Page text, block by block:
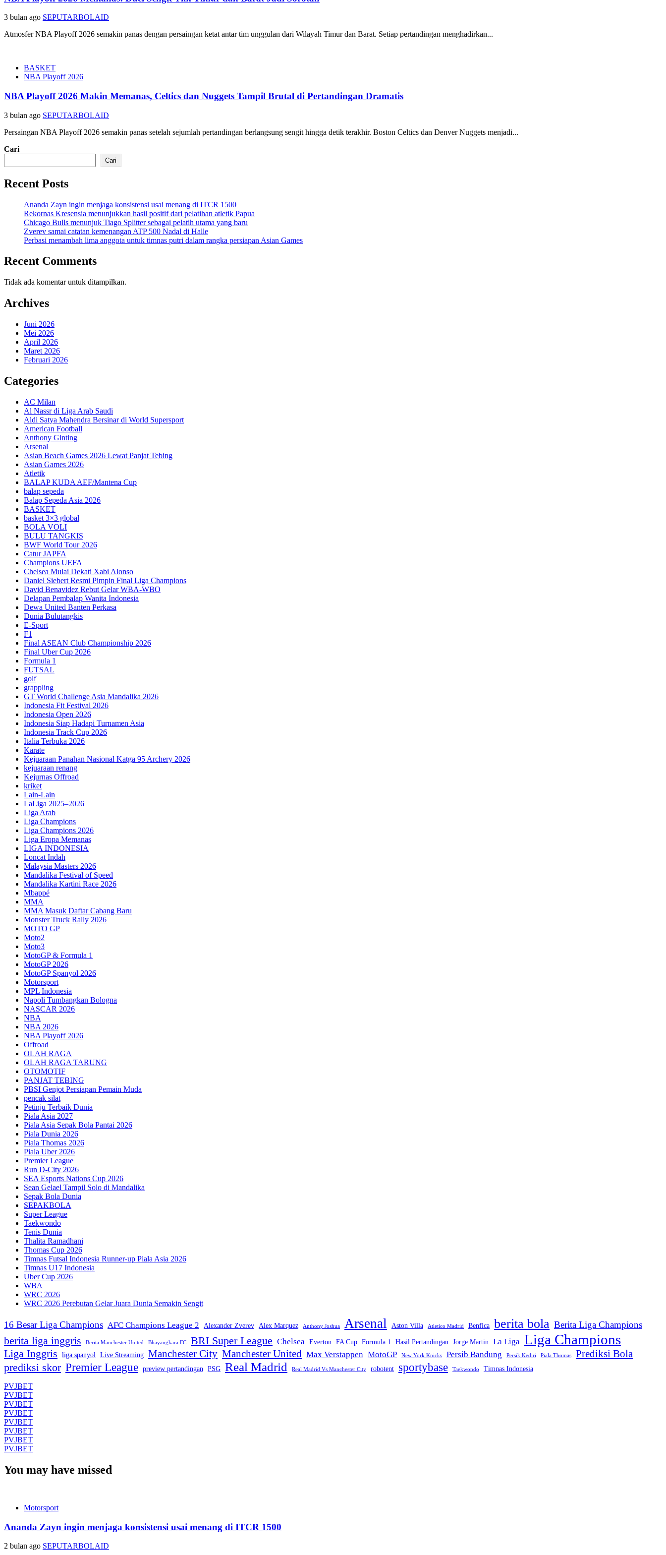
3 bulan ago SEPUTARBOLAID
Atmosfer NBA Playoff 2026 semakin panas dengan persaingan ketat antar tim unggulan dari Wilayah Timur dan Barat. Setiap pertandingan menghadirkan...
BASKET
NBA Playoff 2026
NBA Playoff 2026 Makin Memanas, Celtics dan Nuggets Tampil Brutal di Pertandingan Dramatis
3 bulan ago SEPUTARBOLAID
Persaingan NBA Playoff 2026 semakin panas setelah sejumlah pertandingan berlangsung sengit hingga detik terakhir. Boston Celtics dan Denver Nuggets menjadi...
Cari
Cari
Recent Posts
Ananda Zayn ingin menjaga konsistensi usai menang di ITCR 1500
Rekornas Kresensia menunjukkan hasil positif dari pelatihan atletik Papua
Chicago Bulls menunjuk Tiago Splitter sebagai pelatih utama yang baru
Zverev samai catatan kemenangan ATP 500 Nadal di Halle
Perbasi menambah lima anggota untuk timnas putri dalam rangka persiapan Asian Games
Recent Comments
Tidak ada komentar untuk ditampilkan.
Archives
Juni 2026
Mei 2026
April 2026
Maret 2026
Februari 2026
Categories
AC Milan
Al Nassr di Liga Arab Saudi
Aldi Satya Mahendra Bersinar di World Supersport
American Football
Anthony Ginting
Arsenal
Asian Beach Games 2026 Lewat Panjat Tebing
Asian Games 2026
Atletik
BALAP KUDA AEF/Mantena Cup
balap sepeda
Balap Sepeda Asia 2026
BASKET
basket 3×3 global
BOLA VOLI
BULU TANGKIS
BWF World Tour 2026
Catur JAPFA
Champions UEFA
Chelsea Mulai Dekati Xabi Alonso
Daniel Siebert Resmi Pimpin Final Liga Champions
David Benavidez Rebut Gelar WBA-WBO
Delapan Pembalap Wanita Indonesia
Dewa United Banten Perkasa
Dunia Bulutangkis
E-Sport
F1
Final ASEAN Club Championship 2026
Final Uber Cup 2026
Formula 1
FUTSAL
golf
grappling
GT World Challenge Asia Mandalika 2026
Indonesia Fit Festival 2026
Indonesia Open 2026
Indonesia Siap Hadapi Turnamen Asia
Indonesia Track Cup 2026
Italia Terbuka 2026
Karate
Kejuaraan Panahan Nasional Katga 95 Archery 2026
kejuaraan renang
Kejurnas Offroad
kriket
Lain-Lain
LaLiga 2025–2026
Liga Arab
Liga Champions
Liga Champions 2026
Liga Eropa Memanas
LIGA INDONESIA
Loncat Indah
Malaysia Masters 2026
Mandalika Festival of Speed
Mandalika Kartini Race 2026
Mbappé
MMA
MMA Masuk Daftar Cabang Baru
Monster Truck Rally 2026
MOTO GP
Moto2
Moto3
MotoGP & Formula 1
MotoGP 2026
MotoGP Spanyol 2026
Motorsport
MPL Indonesia
Napoli Tumbangkan Bologna
NASCAR 2026
NBA
NBA 2026
NBA Playoff 2026
Offroad
OLAH RAGA
OLAH RAGA TARUNG
OTOMOTIF
PANJAT TEBING
PBSI Genjot Persiapan Pemain Muda
pencak silat
Petinju Terbaik Dunia
Piala Asia 2027
Piala Asia Sepak Bola Pantai 2026
Piala Dunia 2026
Piala Thomas 2026
Piala Uber 2026
Premier League
Run D-City 2026
SEA Esports Nations Cup 2026
Sean Gelael Tampil Solo di Mandalika
Sepak Bola Dunia
SEPAKBOLA
Super League
Taekwondo
Tenis Dunia
Thalita Ramadhani
Thomas Cup 2026
Timnas Futsal Indonesia Runner-up Piala Asia 2026
Timnas U17 Indonesia
Uber Cup 2026
WBA
WRC 2026
WRC 2026 Perebutan Gelar Juara Dunia Semakin Sengit
16 Besar Liga Champions AFC Champions League 2 Alexander Zverev Alex Marquez Anthony Joshua Arsenal Aston Villa Atletico Madrid Benfica berita bola Berita Liga Champions
berita liga inggris Berita Manchester United Bhayangkara FC BRI Super League Chelsea Everton FA Cup Formula 1 Hasil Pertandingan Jorge Martin La Liga Liga Champions
Liga Inggris liga spanyol Live Streaming Manchester City Manchester United Max Verstappen MotoGP New York Knicks Persib Bandung Persik Kediri Piala Thomas Prediksi Bola
prediksi skor Premier League preview pertandingan PSG Real Madrid Real Madrid Vs Manchester City robotent sportybase Taekwondo Timnas Indonesia
PVJBET
PVJBET
PVJBET
PVJBET
PVJBET
PVJBET
PVJBET
PVJBET
You may have missed
Motorsport
Ananda Zayn ingin menjaga konsistensi usai menang di ITCR 1500
2 bulan ago SEPUTARBOLAID